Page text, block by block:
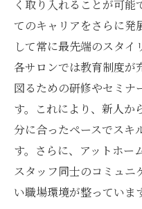
理想の職場を
働きやすい職
川越市今成の
選んで良かっ
顧客に喜びを提供
顧客満足度を
川越市今成で
顧客からの信
喜びを提供する
く取り入れることが可
てのキャリアをさらに発
して常に最先端のスタイ
各サロンでは教育制度が
図るための研修やセミナ
す。これにより、新人か
分に合ったペースでスキ
す。さらに、アットホー
スタッフ同士のコミュニ
い職場環境が整っています